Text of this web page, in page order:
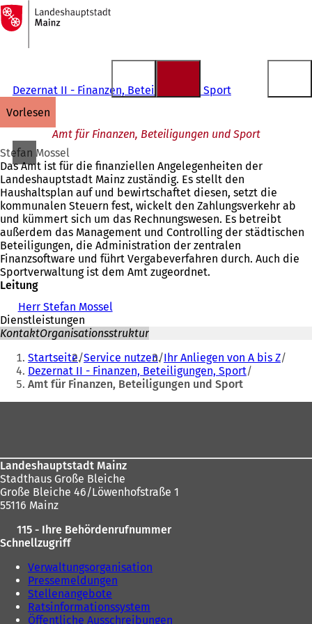
Inhalt anspringen
Zur
Startseite
Dezernat II - Finanzen, Beteiligungen, Sport
vorlesen
Amt für Finanzen, Beteiligungen und Sport
Stefan Mossel
Das Amt ist für die finanziellen Angelegenheiten der
Landeshauptstadt Mainz zuständig. Es stellt den
Haushaltsplan auf und bewirtschaftet diesen, setzt die
kommunalen Steuern fest, wickelt den Zahlungsverkehr ab
und kümmert sich um das Rechnungswesen. Es betreibt
außerdem das Management und Controlling der städtischen
Beteiligungen, die Administration der zentralen
Finanzsoftware und führt Vergabeverfahren durch. Auch die
Sportverwaltung ist dem Amt zugeordnet.
Leitung
Herr Stefan Mossel
Dienstleistungen
KontaktOrganisationsstruktur
Sie
befinden
sich
hier:
Startseite Service nutzen Ihr Anliegen von A bis Z
Dezernat II - Finanzen, Beteiligungen, Sport
Amt für Finanzen, Beteiligungen und Sport
Landeshauptstadt Mainz
Stadthaus Große Bleiche
Große Bleiche 46/Löwenhofstraße 1
55116 Mainz
115 - Ihre Behördenrufnummer
Schnellzugriff
Verwaltungsorganisation
Pressemeldungen
Stellenangebote
Ratsinformationssystem
Öffentliche Ausschreibungen